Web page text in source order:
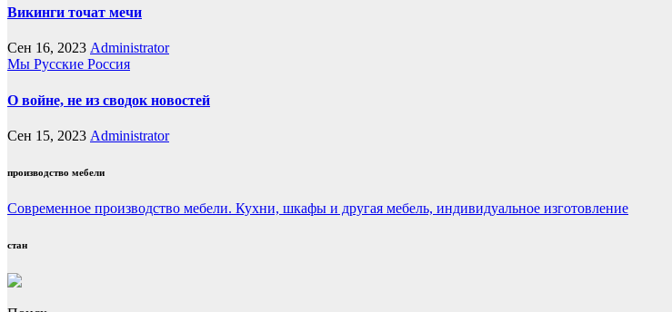
Викинги точат мечи
Сен 16, 2023 Administrator
Мы Русские Россия
О войне, не из сводок новостей
Сен 15, 2023 Administrator
производство мебели
Современное производство мебели. Кухни, шкафы и другая мебель, индивидуальное изготовление
стан